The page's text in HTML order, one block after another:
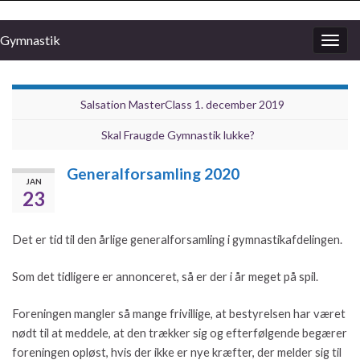
Gymnastik
Salsation MasterClass 1. december 2019
Skal Fraugde Gymnastik lukke?
JAN
23
Generalforsamling 2020
Det er tid til den årlige generalforsamling i gymnastikafdelingen.
Som det tidligere er annonceret, så er der i år meget på spil.
Foreningen mangler så mange frivillige, at bestyrelsen har været
nødt til at meddele, at den trækker sig og efterfølgende begærer
foreningen opløst, hvis der ikke er nye kræfter, der melder sig til